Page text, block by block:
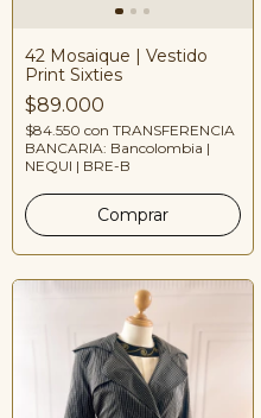
42 Mosaique | Vestido
Print Sixties
$89.000
$84.550 con TRANSFERENCIA
BANCARIA: Bancolombia |
NEQUI | BRE-B